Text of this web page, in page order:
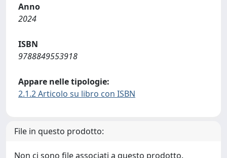
Anno
2024
ISBN
9788849553918
Appare nelle tipologie:
2.1.2 Articolo su libro con ISBN
File in questo prodotto:
Non ci sono file associati a questo prodotto.